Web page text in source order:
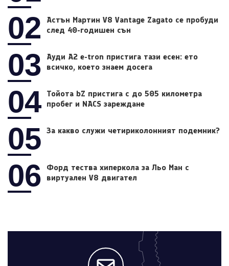
02
Астън Мартин V8 Vantage Zagato се пробуди
след 40-годишен сън
03
Ауди A2 e-tron пристига тази есен: ето
всичко, което знаем досега
04 Тойота bZ пристига с до 505 километра
пробег и NACS зареждане
05 За какво служи четириколонният подемник?
06
Форд тества хиперкола за Льо Ман с
виртуален V8 двигател